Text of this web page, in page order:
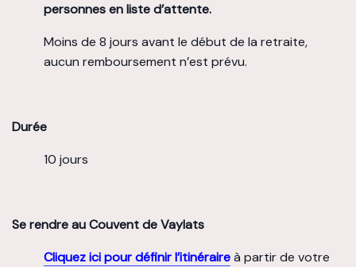
personnes en liste d’attente.
Moins de 8 jours avant le début de la retraite,
aucun remboursement n’est prévu.
Durée
10 jours
Se rendre au Couvent de Vaylats
Cliquez ici pour définir l’itinéraireà partir de votre